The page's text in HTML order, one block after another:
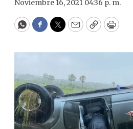
Noviembre 16, 2021 04:36 p. m.
WhatsApp
Facebook
Twitter
EmailCopyPrint